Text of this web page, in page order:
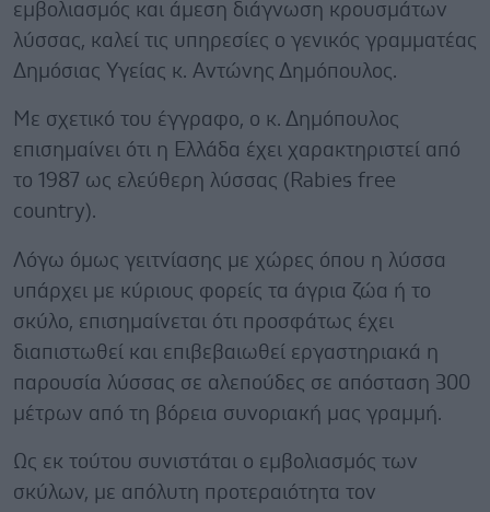
εμβολιασμός και άμεση διάγνωση κρουσμάτων
λύσσας, καλεί τις υπηρεσίες ο γενικός γραμματέας
Δημόσιας Υγείας κ. Αντώνης Δημόπουλος.
Με σχετικό του έγγραφο, ο κ. Δημόπουλος
επισημαίνει ότι η Ελλάδα έχει χαρακτηριστεί από
το 1987 ως ελεύθερη λύσσας (Rabies free
country).
Λόγω όμως γειτνίασης με χώρες όπου η λύσσα
υπάρχει με κύριους φορείς τα άγρια ζώα ή το
σκύλο, επισημαίνεται ότι προσφάτως έχει
διαπιστωθεί και επιβεβαιωθεί εργαστηριακά η
παρουσία λύσσας σε αλεπούδες σε απόσταση 300
μέτρων από τη βόρεια συνοριακή μας γραμμή.
Ως εκ τούτου συνιστάται ο εμβολιασμός των
σκύλων, με απόλυτη προτεραιότητα τον